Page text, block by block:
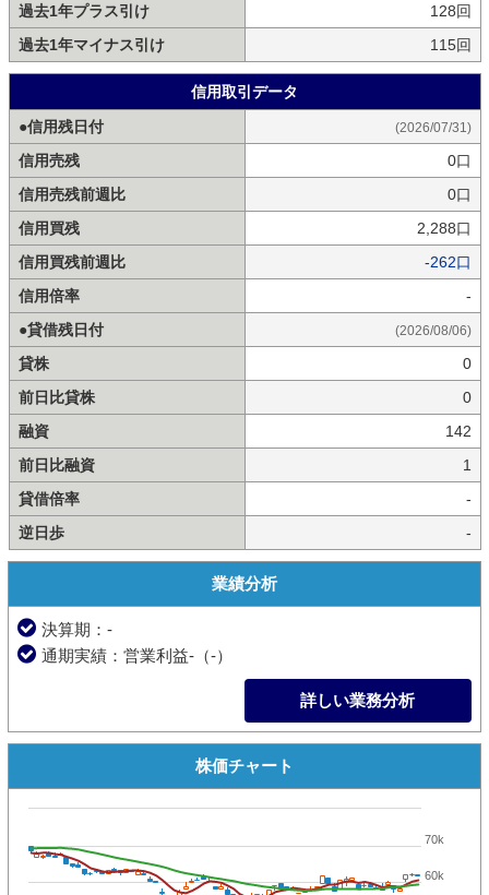
過去1年プラス引け
128回
過去1年マイナス引け
115回
信用取引データ
●信用残日付
(2026/07/31)
信用売残
0口
信用売残前週比
0口
信用買残
2,288口
信用買残前週比
-262口
信用倍率
-
●貸借残日付
(2026/08/06)
貸株
0
前日比貸株
0
融資
142
前日比融資
1
貸借倍率
-
逆日歩
-
業績分析
決算期：-
通期実績：営業利益-（-）
詳しい業務分析
株価チャート
60k
70k